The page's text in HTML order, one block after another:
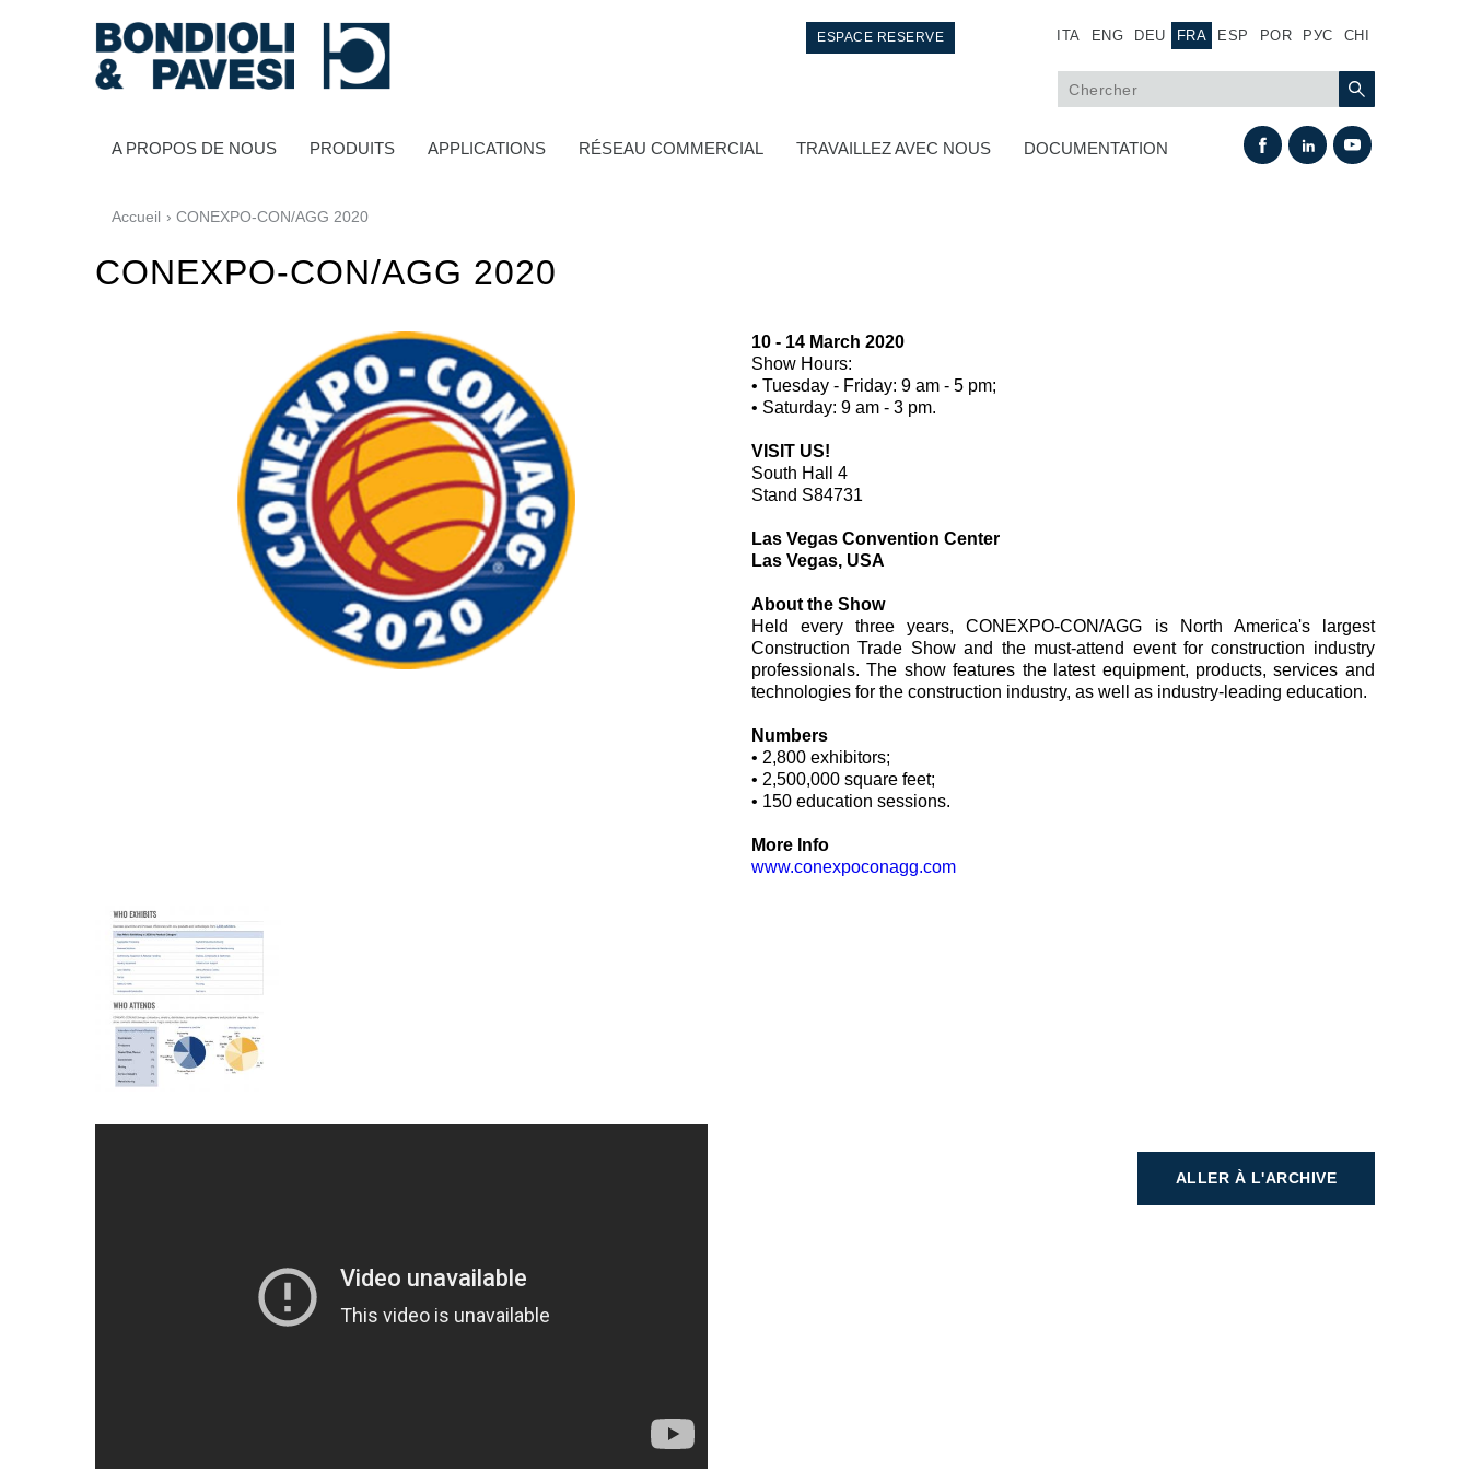
ITA ENG DEU FRA ESP POR РУС CHI
ESPACE RESERVE
A PROPOS DE NOUS PRODUITS APPLICATIONS RÉSEAU COMMERCIAL TRAVAILLEZ AVEC NOUS DOCUMENTATION
Transmission de puissance
Transmissions à cardans
Boîtes à engrenages standard
Renvois d'angle fabriqués pour Bondioli & Pavesi
Boitiers a arbres paralleles
Boîtiers et renvois spéciaux
Boîtiers Pump Drive
Embrayages multidisques a commande hydraulique
Pompes et moteurs à engrenages
Pompes et moteurs à piston axiaux
Circuits hydrauliques intégrés
Distributeurs
Valves à cartouche
Limiteur de pression en ligne
Servocommandes
Échange thermique
Accueil › CONEXPO-CON/AGG 2020
CONEXPO-CON/AGG 2020
10 - 14 March 2020
Show Hours:
• Tuesday - Friday: 9 am - 5 pm;
• Saturday: 9 am - 3 pm.
VISIT US!
South Hall 4
Stand S84731
Las Vegas Convention Center
Las Vegas, USA
About the Show
Held every three years, CONEXPO-CON/AGG is North America's largest
Construction Trade Show and the must-attend event for construction industry
professionals. The show features the latest equipment, products, services and
technologies for the construction industry, as well as industry-leading education.
Numbers
• 2,800 exhibitors;
• 2,500,000 square feet;
• 150 education sessions.
More Info
www.conexpoconagg.com
ALLER À L'ARCHIVE